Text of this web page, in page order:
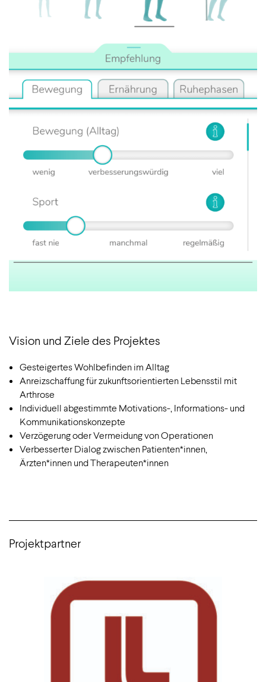
Vision und Ziele des Projektes
Gesteigertes Wohlbefinden im Alltag
Anreizschaffung für zukunftsorientierten Lebensstil mit
Arthrose
Individuell abgestimmte Motivations-, Informations- und
Kommunikationskonzepte
Verzögerung oder Vermeidung von Operationen
Verbesserter Dialog zwischen Patienten*innen,
Ärzten*innen und Therapeuten*innen
Projektpartner